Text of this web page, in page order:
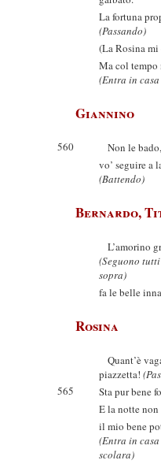
La fortuna
(Passando)
(La Rosina
Ma col tempo
(Entra in
Giannino
560
Non le
vo’ seguire a
(Battendo)
Bernardo,
L’amorino
(Seguono
sopra)
fa le belle
Rosina
Quant’è
piazzetta!
565
Sta pur bene
E la notte
il mio bene
(Entra in
scolara)